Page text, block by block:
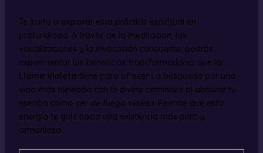
Te invito a explorar esta práctica espiritual en
profundidad. A través de la meditación, las
visualizaciones y la invocación consciente, podrás
experimentar los beneficios transformadores que la
Llama Violeta tiene para ofrecer. La búsqueda por una
vida más alineada con lo divino comienza al abrazar tu
esencia como ser de fuego violeta. Permite que esta
energía te guíe hacia una existencia más pura y
armoniosa.